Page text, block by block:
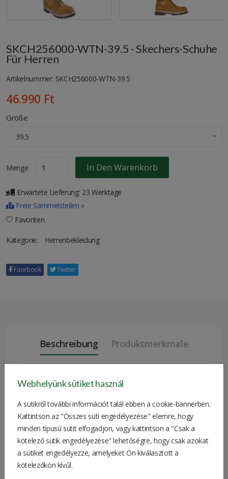
SKCH256000-WTN-39.5 - Skechers-Schuhe
Für Herren
Artikelnummer: SKCH256000-WTN-39.5
46.990 Ft
Größe
39.5
Menge In Den Warenkorb
Erwartete Lieferung: 23 Werktage
Freie Sammelstellen »
Favoriten
Kategorie: Herrenbekleidung
Facebook Twitter
Beschreibung Produktmerkmale
Skechers Herrenstiefel verfügt über Relaxed Fit-
Schnürsenkel, ein wasserdichtes Obermaterial aus Leder,
einen gepolsterten Kragen und eine gepolsterte Skechers
Air-Cooled Memory Foam-Einlegesohle.
Größe
39.5, 41, 41.5, 42, 42.5,
Webhelyünk sütiket használ
A sütikről további információt talál ebben a cookie-bannerben.
Kattintson az "Összes süti engedélyezése" elemre, hogy
minden típusú sütit elfogadjon, vagy kattintson a "Csak a
kötelező sütik engedélyezése" lehetőségre, hogy csak azokat
a sütiket engedélyezze, amelyeket Ön kiválasztott a
kötelezőkön kívűl.